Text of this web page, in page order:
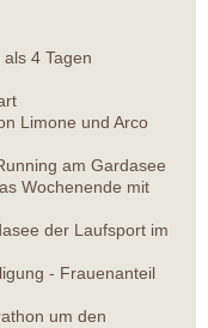
4 Tagen
Limone und Arco
am Gardasee
Wochenende mit
der Laufsport im
- Frauenanteil
um den